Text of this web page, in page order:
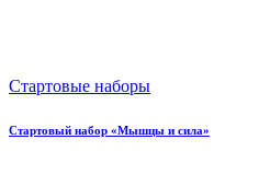
Стартовые наборы
Стартовый набор «Мышцы и сила»